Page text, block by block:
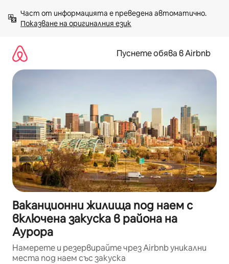
към
съдържанието
Показване на оригиналния език
Пуснете обява в Airbnb
Ваканционни жилища под наем с
включена закуска в района на
Аурора
Намерете и резервирайте чрез Airbnb уникални
места под наем със закуска